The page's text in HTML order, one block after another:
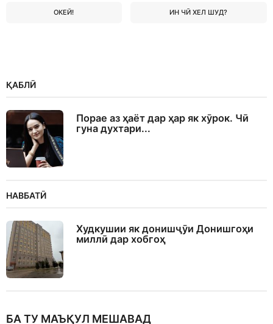
ОКЕЙ! ИН ЧӢ ХЕЛ ШУД?
ҚАБЛӢ
Порае аз ҳаёт дар ҳар як хӯрок. Чӣ
гуна духтари...
НАВБАТӢ
Худкушии як донишҷӯи Донишгоҳи
миллӣ дар хобгоҳ
БА ТУ МАЪҚУЛ МЕШАВАД